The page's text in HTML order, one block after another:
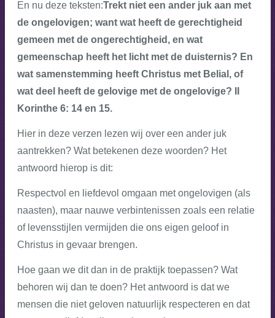
En nu deze teksten:Trekt niet een ander juk aan met
de ongelovigen; want wat heeft de gerechtigheid
gemeen met de ongerechtigheid, en wat
gemeenschap heeft het licht met de duisternis? En
wat samenstemming heeft Christus met Belial, of
wat deel heeft de gelovige met de ongelovige? II
Korinthe 6: 14 en 15.
Hier in deze verzen lezen wij over een ander juk
aantrekken? Wat betekenen deze woorden? Het
antwoord hierop is dit:
Respectvol en liefdevol omgaan met ongelovigen (als
naasten), maar nauwe verbintenissen zoals een relatie
of levensstijlen vermijden die ons eigen geloof in
Christus in gevaar brengen.
Hoe gaan we dit dan in de praktijk toepassen? Wat
behoren wij dan te doen? Het antwoord is dat we
mensen die niet geloven natuurlijk respecteren en dat